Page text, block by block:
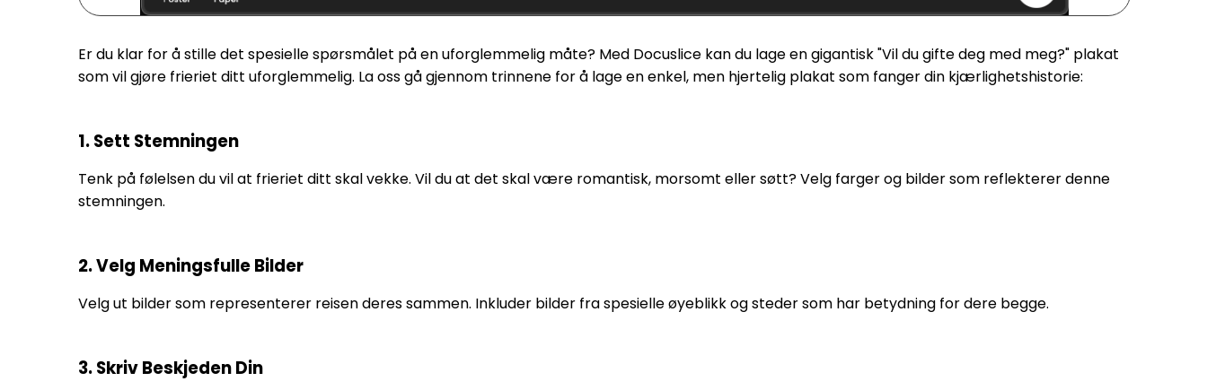
Er du klar for å stille det spesielle spørsmålet på en uforglemmelig måte? Med Docuslice kan du lage en gigantisk "Vil du gifte deg med meg?" plakat
som vil gjøre frieriet ditt uforglemmelig. La oss gå gjennom trinnene for å lage en enkel, men hjertelig plakat som fanger din kjærlighetshistorie:
1. Sett Stemningen
Tenk på følelsen du vil at frieriet ditt skal vekke. Vil du at det skal være romantisk, morsomt eller søtt? Velg farger og bilder som reflekterer denne
stemningen.
2. Velg Meningsfulle Bilder
Velg ut bilder som representerer reisen deres sammen. Inkluder bilder fra spesielle øyeblikk og steder som har betydning for dere begge.
3. Skriv Beskjeden Din